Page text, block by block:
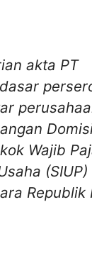
akta PT
Wajib
(SIUP)
Republik